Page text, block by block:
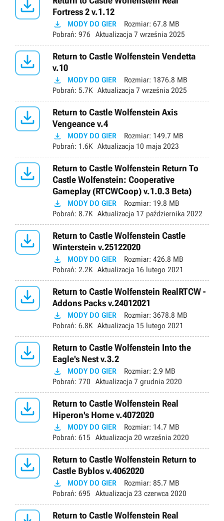

Fortress 2 v.1.12
 MODY DO GIER Rozmiar: 67.8 MB
Pobrań: 976 Aktualizacja 7 września 2025

Return to Castle Wolfenstein Vendetta
v.10
 MODY DO GIER Rozmiar: 1876.8 MB
Pobrań: 5.7K Aktualizacja 7 września 2025

Return to Castle Wolfenstein Axis
Vengeance v.4
 MODY DO GIER Rozmiar: 149.7 MB
Pobrań: 1.6K Aktualizacja 10 maja 2023

Return to Castle Wolfenstein Return To
Castle Wolfenstein: Cooperative
Gameplay (RTCWCoop) v.1.0.3 Beta)
 MODY DO GIER Rozmiar: 19.8 MB
Pobrań: 8.7K Aktualizacja 17 października 2022

Return to Castle Wolfenstein Castle
Winterstein v.25122020
 MODY DO GIER Rozmiar: 426.8 MB
Pobrań: 2.2K Aktualizacja 16 lutego 2021

Return to Castle Wolfenstein RealRTCW -
Addons Packs v.24012021
 MODY DO GIER Rozmiar: 3678.8 MB
Pobrań: 6.8K Aktualizacja 15 lutego 2021

Return to Castle Wolfenstein Into the
Eagle's Nest v.3.2
 MODY DO GIER Rozmiar: 2.9 MB
Pobrań: 770 Aktualizacja 7 grudnia 2020

Return to Castle Wolfenstein Real
Hiperon's Home v.4072020
 MODY DO GIER Rozmiar: 14.7 MB
Pobrań: 615 Aktualizacja 20 września 2020

Return to Castle Wolfenstein Return to
Castle Byblos v.4062020
 MODY DO GIER Rozmiar: 85.7 MB
Pobrań: 695 Aktualizacja 23 czerwca 2020
Return to Castle Wolfenstein Real